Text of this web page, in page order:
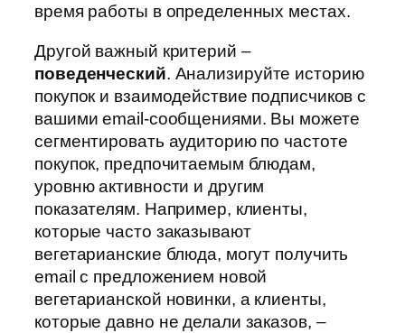
время работы в определенных местах.
Другой важный критерий –
поведенческий. Анализируйте историю
покупок и взаимодействие подписчиков с
вашими email-сообщениями. Вы можете
сегментировать аудиторию по частоте
покупок, предпочитаемым блюдам,
уровню активности и другим
показателям. Например, клиенты,
которые часто заказывают
вегетарианские блюда, могут получить
email с предложением новой
вегетарианской новинки, а клиенты,
которые давно не делали заказов, –